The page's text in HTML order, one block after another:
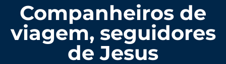
Companheiros de
viagem, seguidores
de Jesus